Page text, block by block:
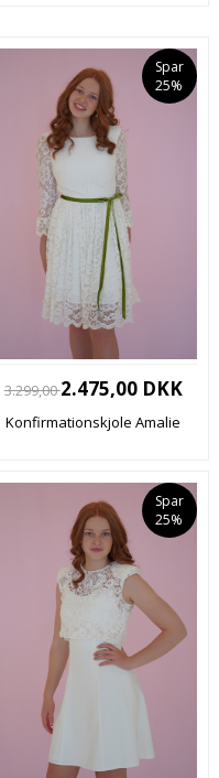
Spar
25%
3.299,002.475,00 DKK
Konfirmationskjole Amalie
Spar
25%